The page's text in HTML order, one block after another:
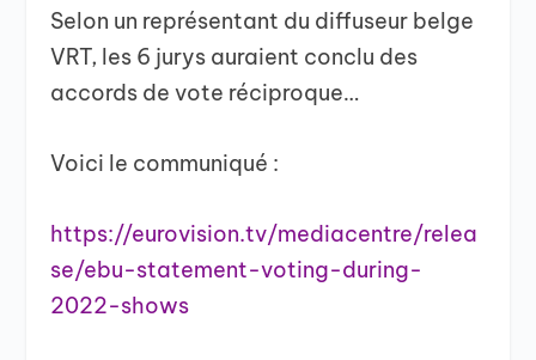
Selon un représentant du diffuseur belge
VRT, les 6 jurys auraient conclu des
accords de vote réciproque…
Voici le communiqué :
https://eurovision.tv/mediacentre/relea
se/ebu-statement-voting-during-
2022-shows